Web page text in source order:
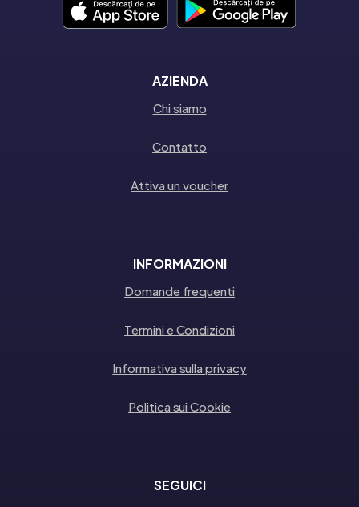
AZIENDA
Chi siamo
Contatto
Attiva un voucher
INFORMAZIONI
Domande frequenti
Termini e Condizioni
Informativa sulla privacy
Politica sui Cookie
SEGUICI